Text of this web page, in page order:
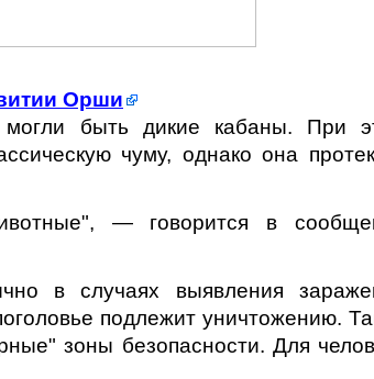
Орши
могли быть дикие кабаны. При
чуму, однако она
— говорится в
в случаях выявления
подлежит уничтожению.
зоны безопасности. Для